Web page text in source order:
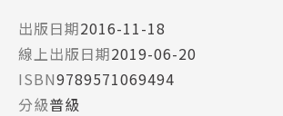
出版日期2016-11-18
線上出版日期2019-06-20
ISBN9789571069494
分級普級